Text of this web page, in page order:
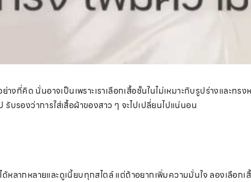
างที่คิด นั่นอาจเป็นเพราะเราเลือกเสื้อชั้นในไม่เหมาะกับรูปร่างและท
บรองว่าการใส่เสื้อผ้าของสาว ๆ จะไปเปลี่ยนไปแน่นอน
หลากหลายและดูเนี้ยบทุกสไตล์ แต่ถ้าอยากเพิ่มความมั่นใจ ลองเลือ